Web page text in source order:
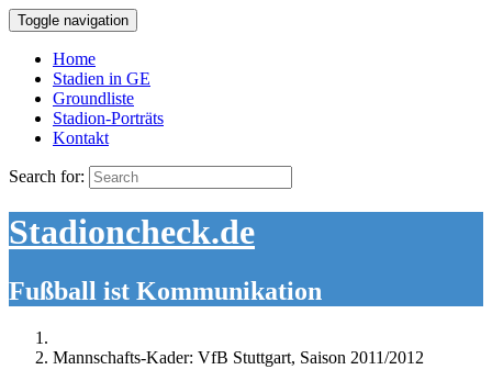
Toggle navigation
Home
Stadien in GE
Groundliste
Stadion-Porträts
Kontakt
Search for:
Stadioncheck.de
Fußball ist Kommunikation
Mannschafts-Kader: VfB Stuttgart, Saison 2011/2012